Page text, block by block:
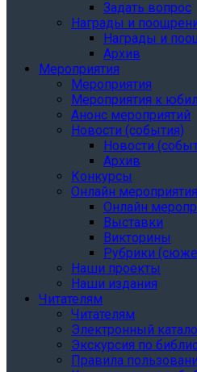
Задать вопрос
Награды и
Награды и
Архив
Мероприятия
Мероприятия
Мероприятия к
Анонс мероприятий
Новости (события)
Новости
Архив
Конкурсы
Онлайн мероприятия
Онлайн
Выставки
Викторины
Рубрики
Наши проекты
Наши издания
Читателям
Читателям
Электронный
Экскурсия по
Правила